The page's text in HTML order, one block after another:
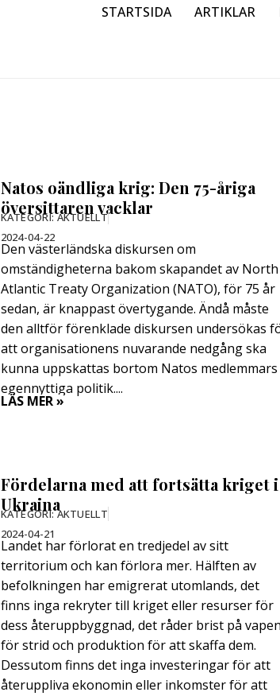
STARTSIDA ARTIKLAR
Natos oändliga krig: Den 75-åriga
översittaren vacklar
KATEGORI:AKTUELLT
2024-04-22
Den västerländska diskursen om
omständigheterna bakom skapandet av North
Atlantic Treaty Organization (NATO), för 75 år
sedan, är knappast övertygande. Ändå måste
den alltför förenklade diskursen undersökas
att organisationens nuvarande nedgång ska
kunna uppskattas bortom Natos medlemmars
egennyttiga politik....
LÄS MER »
Fördelarna med att fortsätta kriget i
Ukraina
KATEGORI:AKTUELLT
2024-04-21
Landet har förlorat en tredjedel av sitt
territorium och kan förlora mer. Hälften av
befolkningen har emigrerat utomlands, det
finns inga rekryter till kriget eller resurser för
dess återuppbyggnad, det råder brist på vapen
för strid och produktion för att skaffa dem.
Dessutom finns det inga investeringar för att
återuppliva ekonomin eller inkomster för att